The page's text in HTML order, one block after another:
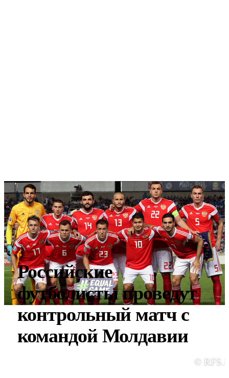
Российские
футболисты проведут
контрольный матч с
командой Молдавии
©